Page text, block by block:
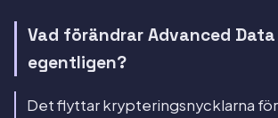
Vad förändrar Advanced
egentligen?
Det flyttar krypteringsnycklarna